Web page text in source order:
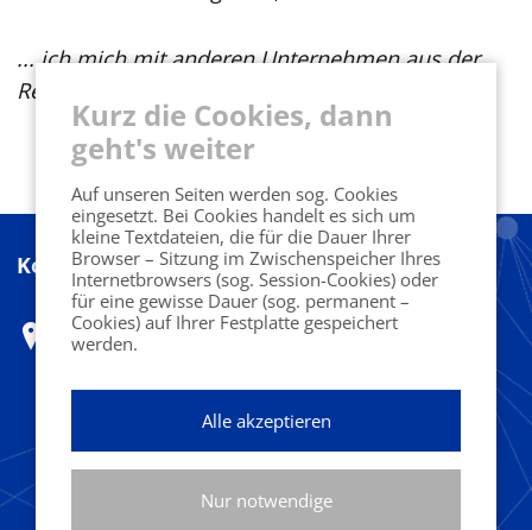
... ich mich mit anderen Unternehmen aus der
Region vernetzen möchte!
Kontakt
Marketing Club Harz e.V.
c/o Designoffice
Fritz-König-Str. 38
38667 Bad Harzburg
Kurz die Cookies, dann
geht's weiter
Auf unseren Seiten werden sog. Cookies
eingesetzt. Bei Cookies handelt es sich um
kleine Textdateien, die für die Dauer Ihrer
Browser – Sitzung im Zwischenspeicher Ihres
Internetbrowsers (sog. Session-Cookies) oder
für eine gewisse Dauer (sog. permanent –
Cookies) auf Ihrer Festplatte gespeichert
werden.
Alle akzeptieren
Nur notwendige